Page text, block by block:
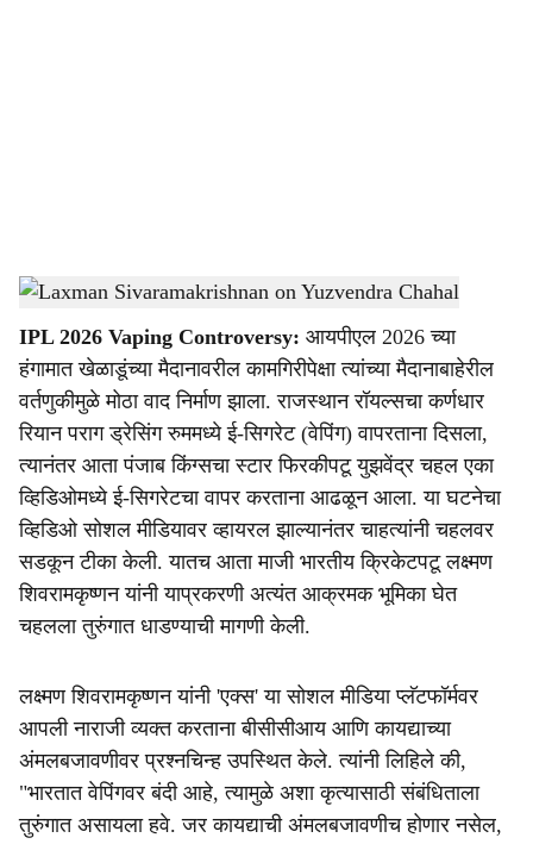
a
r
e
Yuzvendra Chahal-Dainik Gomantak
IPL 2026 Vaping Controversy: आयपीएल 2026 च्या
हंगामात खेळाडूंच्या मैदानावरील कामगिरीपेक्षा त्यांच्या मैदानाबाहेरील
वर्तणुकीमुळे मोठा वाद निर्माण झाला. राजस्थान रॉयल्सचा कर्णधार
रियान पराग ड्रेसिंग रुममध्ये ई-सिगरेट (वेपिंग) वापरताना दिसला,
त्यानंतर आता पंजाब किंग्सचा स्टार फिरकीपटू युझवेंद्र चहल एका
व्हिडिओमध्ये ई-सिगरेटचा वापर करताना आढळून आला. या घटनेचा
व्हिडिओ सोशल मीडियावर व्हायरल झाल्यानंतर चाहत्यांनी चहलवर
सडकून टीका केली. यातच आता माजी भारतीय क्रिकेटपटू लक्ष्मण
शिवरामकृष्णन यांनी याप्रकरणी अत्यंत आक्रमक भूमिका घेत
चहलला तुरुंगात धाडण्याची मागणी केली.
लक्ष्मण शिवरामकृष्णन यांनी 'एक्स' या सोशल मीडिया प्लॅटफॉर्मवर
आपली नाराजी व्यक्त करताना बीसीसीआय आणि कायद्याच्या
अंमलबजावणीवर प्रश्नचिन्ह उपस्थित केले. त्यांनी लिहिले की,
"भारतात वेपिंगवर बंदी आहे, त्यामुळे अशा कृत्यासाठी संबंधिताला
तुरुंगात असायला हवे. जर कायद्याची अंमलबजावणीच होणार नसेल,